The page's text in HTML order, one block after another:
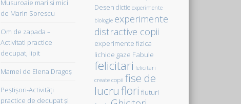
Musuroaie mari si mici
de Marin Sorescu
Om de zapada –
Activitati practice
decupat, lipit
Mamei de Elena Dragoş
Peştişori-Activităţi
practice de decupat şi
Desen dictie experimente
biologie experimente
distractive copii
experimente fizica
lichide gaze Fabule
felicitari felicitari
create copii fise de
lucruflori fluturi